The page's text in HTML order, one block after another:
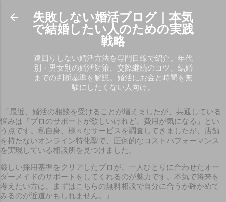
スキップしてメイン コンテンツに移動
失敗しない婚活ブログ｜本気
で結婚したい人のための実践
戦略
遠回りしない婚活方法を専門目線で紹介。年代
別・男女別の婚活対策、交際継続のコツ、結婚
までの判断基準を解説。婚活にお金と時間を無
駄にしたくない人向け。
「最近、婚活の相談を受けることが増えましたが、共通している
悩みは『プロのサポートが欲しいけれど、費用が気になる』とい
う点です。私自身、様々なサービスを調査してきましたが、店舗
を持たないオンライン特化型で、圧倒的なコストパフォーマンス
を実現している相談所を見つけました。
厳しい採用基準をクリアしたプロが、一人ひとりに合わせたオー
ダーメイドのサポートをしてくれるのが魅力です。本気で将来を
考えたい方は、まずはこちらの無料相談で自分に合うか確かめて
みるのが近道かもしれません。」